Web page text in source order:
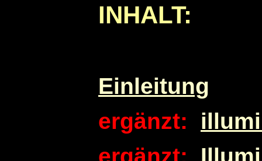
INHALT:
Einleitung
ergänzt: